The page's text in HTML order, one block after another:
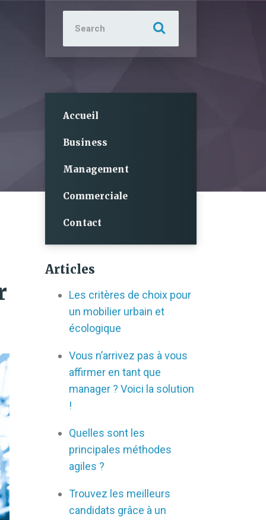
for:
Accueil
Business
Management
Commerciale
Contact
Articles
Les critères de choix pour
un mobilier urbain et
écologique
Vous n’arrivez pas à vous
affirmer en tant que
manager ? Voici la solution
!
Quelles sont les
principales méthodes
agiles ?
Trouvez les meilleurs
candidats grâce à un